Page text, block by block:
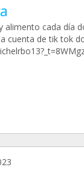
alimento cada día
cuenta de tik tok